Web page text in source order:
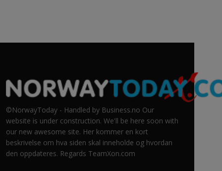
©NorwayToday - Handled by Business.no Our
website is under construction. We'll be here soon with
our new awesome site. Her kommer en kort
beskrivelse om hva siden skal inneholde og hvordan
den oppdateres. Regards TeamXon.com